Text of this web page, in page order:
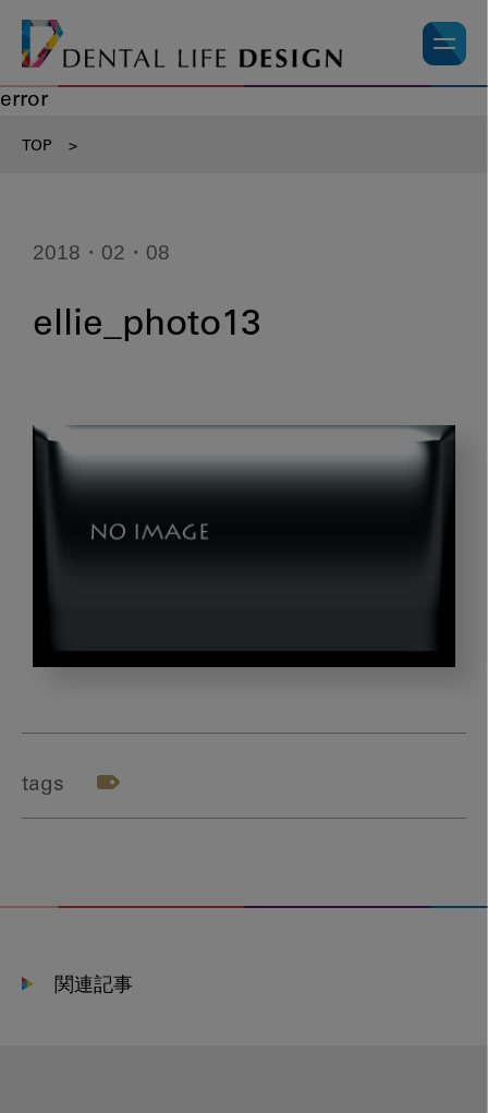
error
TOP >
2018・02・08
ellie_photo13
tags
関連記事